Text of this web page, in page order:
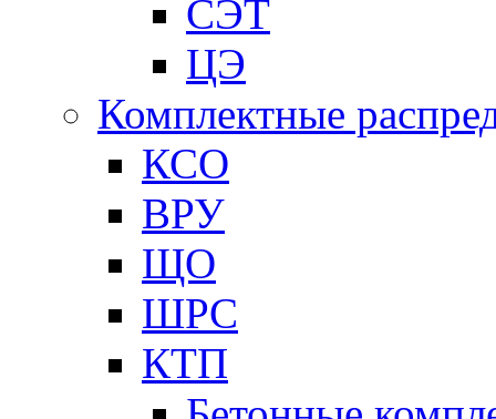
СЭТ
ЦЭ
Комплектные
КСО
ВРУ
ЩО
ШРС
КТП